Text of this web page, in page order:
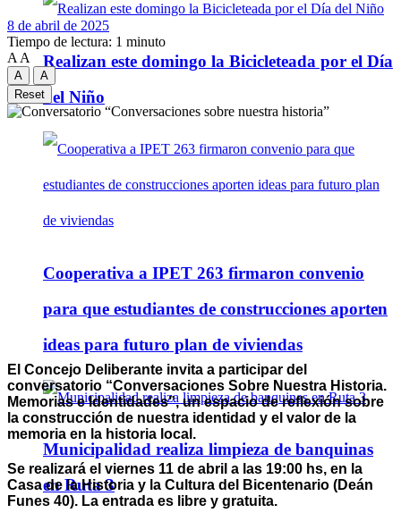
Realizan este domingo la Bicicleteada por el Día
del Niño
Cooperativa a IPET 263 firmaron convenio
para que estudiantes de construcciones aporten
ideas para futuro plan de viviendas
Municipalidad realiza limpieza de banquinas
en Ruta 3
8 de abril de 2025
Tiempo de lectura: 1 minuto
A A
A
A
Reset
El Concejo Deliberante invita a participar del
conversatorio “Conversaciones Sobre Nuestra Historia.
Memorias e Identidades”, un espacio de reflexión sobre
la construcción de nuestra identidad y el valor de la
memoria en la historia local.
Se realizará el viernes 11 de abril a las 19:00 hs, en la
Casa de la Historia y la Cultura del Bicentenario (Deán
Funes 40). La entrada es libre y gratuita.